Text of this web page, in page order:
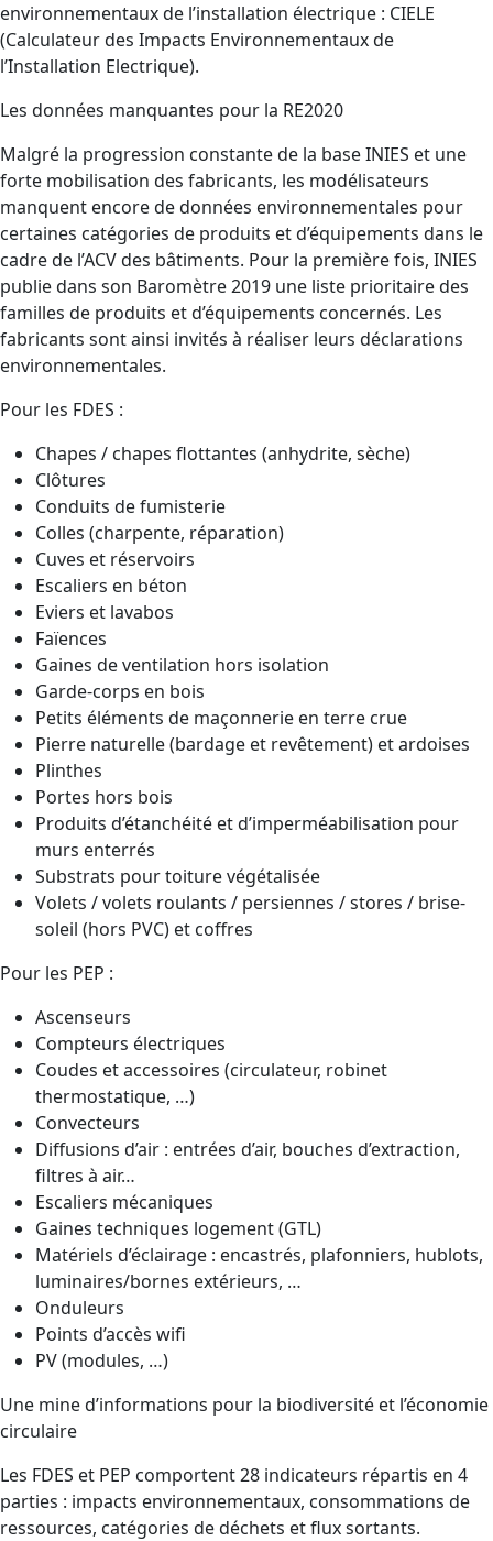
environnementaux de l’installation électrique : CIELE
(Calculateur des Impacts Environnementaux de
l’Installation Electrique).
Les données manquantes pour la RE2020
Malgré la progression constante de la base INIES et une
forte mobilisation des fabricants, les modélisateurs
manquent encore de données environnementales pour
certaines catégories de produits et d’équipements dans le
cadre de l’ACV des bâtiments. Pour la première fois, INIES
publie dans son Baromètre 2019 une liste prioritaire des
familles de produits et d’équipements concernés. Les
fabricants sont ainsi invités à réaliser leurs déclarations
environnementales.
Pour les FDES :
Chapes / chapes flottantes (anhydrite, sèche)
Clôtures
Conduits de fumisterie
Colles (charpente, réparation)
Cuves et réservoirs
Escaliers en béton
Eviers et lavabos
Faïences
Gaines de ventilation hors isolation
Garde-corps en bois
Petits éléments de maçonnerie en terre crue
Pierre naturelle (bardage et revêtement) et ardoises
Plinthes
Portes hors bois
Produits d’étanchéité et d’imperméabilisation pour
murs enterrés
Substrats pour toiture végétalisée
Volets / volets roulants / persiennes / stores / brise-
soleil (hors PVC) et coffres
Pour les PEP :
Ascenseurs
Compteurs électriques
Coudes et accessoires (circulateur, robinet
thermostatique, …)
Convecteurs
Diffusions d’air : entrées d’air, bouches d’extraction,
filtres à air…
Escaliers mécaniques
Gaines techniques logement (GTL)
Matériels d’éclairage : encastrés, plafonniers, hublots,
luminaires/bornes extérieurs, …
Onduleurs
Points d’accès wifi
PV (modules, …)
Une mine d’informations pour la biodiversité et l’économie
circulaire
Les FDES et PEP comportent 28 indicateurs répartis en 4
parties : impacts environnementaux, consommations de
ressources, catégories de déchets et flux sortants.